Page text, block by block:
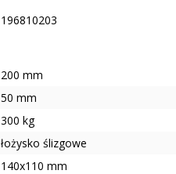
196810203
200 mm
50 mm
300 kg
łożysko ślizgowe
140x110 mm